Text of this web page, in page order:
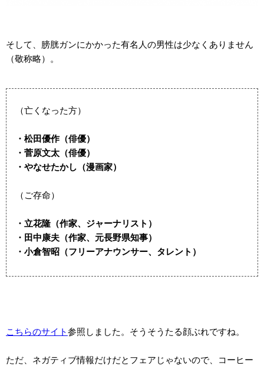
そして、膀胱ガンにかかった有名人の男性は少なくありません
（敬称略）。
（亡くなった方）
・松田優作（俳優）
・菅原文太（俳優）
・やなせたかし（漫画家）
（ご存命）
・立花隆（作家、ジャーナリスト）
・田中康夫（作家、元長野県知事）
・小倉智昭（フリーアナウンサー、タレント）
こちらのサイト参照しました。そうそうたる顔ぶれですね。
ただ、ネガティブ情報だけだとフェアじゃないので、コーヒー